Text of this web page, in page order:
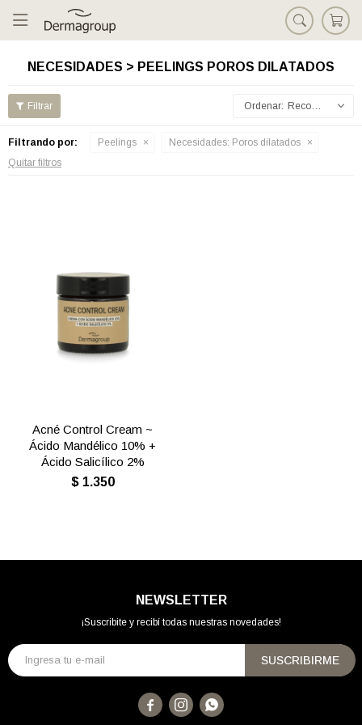

NECESIDADES > PEELINGS POROS DILATADOS
Recomendados
Filtrando por: Peelings Necesidades: Poros dilatados
Quitar filtros
Acné Control Cream ~
Ácido Mandélico 10% +
Ácido Salicílico 2%
$ 1.350
NEWSLETTER
¡Suscribite y recibí todas nuestras novedades!
SUSCRIBIRME
  